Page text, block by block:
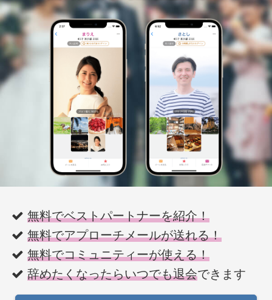
無料でベストパートナーを紹介！
無料でアプローチメールが送れる！
無料でコミュニティーが使える！
辞めたくなったらいつでも退会できます